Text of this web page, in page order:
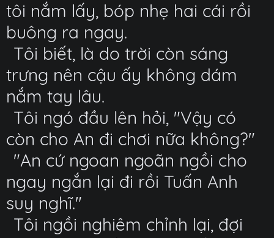
tôi nắm lấy, bóp nhẹ hai cái rồi
buông ra ngay.
Tôi biết, là do trời còn sáng
trưng nên cậu ấy không dám
nắm tay lâu.
Tôi ngó đầu lên hỏi, "Vậy có
còn cho An đi chơi nữa không?"
"An cứ ngoan ngoãn ngồi cho
ngay ngắn lại đi rồi Tuấn Anh
suy nghĩ."
Tôi ngồi nghiêm chỉnh lại, đợi